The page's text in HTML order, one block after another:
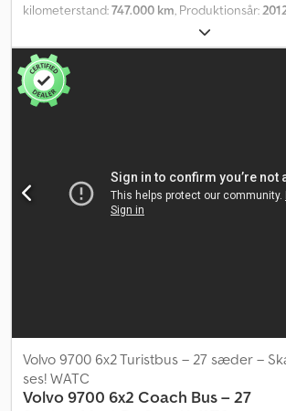
kilometerstand:747.000 km, Produktionsår:
referencenummeret ved forespørgsel: 23817
Kilometerstand: ca. 747.000 km Gearkasse:
Luftaffjedring Retarder Euro 5, 379 hk Gode
Akselafstand: 667 cm 50 siddepladser Radio/CD
tilgængelig Crodpfx Aezqnw Nelisf Service og
19.02.2027 Egenvægt: 13.260 Totalvægt: 19.000
Bredde: 255 Længde: 1.300 Euro: 5 Model: B9R
sæder – EU-godkendt. SE VIDEO Gearkasse:
Volvo 9700 6x2 Turistbus – 27 sæder –
ses! WATC
Volvo9700 6x2 Coach Bus – 27